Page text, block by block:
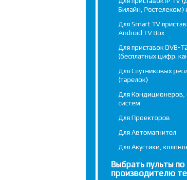
Билайн, Ростелеком)
Для Smart TV
Android TV Box
Для приставок DVB-
(бесплатных цифр.
Для Спутниковых
(тарелок)
Для Кондиционеров,
систем
Для Проекторов
Для Автомагнитол
Для Акустики,
Выбрать пульты по
производителю